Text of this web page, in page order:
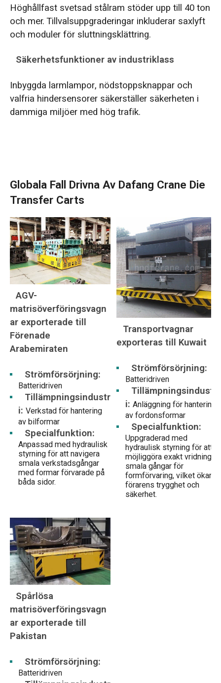
Höghållfast svetsad stålram stöder upp till 40 ton
och mer. Tillvalsuppgraderingar inkluderar saxlyft
och moduler för sluttningsklättring.
Säkerhetsfunktioner av industriklass
Inbyggda larmlampor, nödstoppsknappar och
valfria hindersensorer säkerställer säkerheten i
dammiga miljöer med hög trafik.
Globala Fall Drivna Av Dafang Crane Die
Transfer Carts
AGV-
matrisöverföringsvagn
ar exporterade till
Förenade
Arabemiraten
Strömförsörjning:
Batteridriven
Tillämpningsindustr
i:Verkstad för hantering
av bilformar
Specialfunktion:
Anpassad med hydraulisk
styrning för att navigera
smala verkstadsgångar
med formar förvarade på
båda sidor.
Transportvagnar
exporteras till Kuwait
Strömförsörjning:
Batteridriven
Tillämpningsindustr
i: Anläggning för hantering
av fordonsformar
Specialfunktion:
Uppgraderad med
hydraulisk styrning för att
möjliggöra exakt vridning i
smala gångar för
formförvaring, vilket ökar
förarens trygghet och
säkerhet.
Spårlösa
matrisöverföringsvagn
ar exporterade till
Pakistan
Strömförsörjning:
Batteridriven